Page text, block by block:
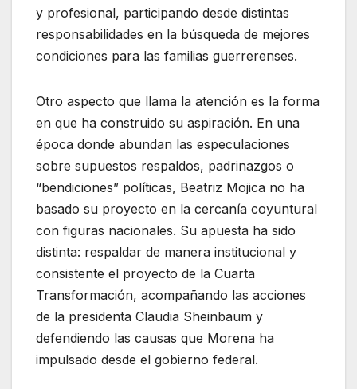
y profesional, participando desde distintas
responsabilidades en la búsqueda de mejores
condiciones para las familias guerrerenses.
Otro aspecto que llama la atención es la forma
en que ha construido su aspiración. En una
época donde abundan las especulaciones
sobre supuestos respaldos, padrinazgos o
“bendiciones” políticas, Beatriz Mojica no ha
basado su proyecto en la cercanía coyuntural
con figuras nacionales. Su apuesta ha sido
distinta: respaldar de manera institucional y
consistente el proyecto de la Cuarta
Transformación, acompañando las acciones
de la presidenta Claudia Sheinbaum y
defendiendo las causas que Morena ha
impulsado desde el gobierno federal.